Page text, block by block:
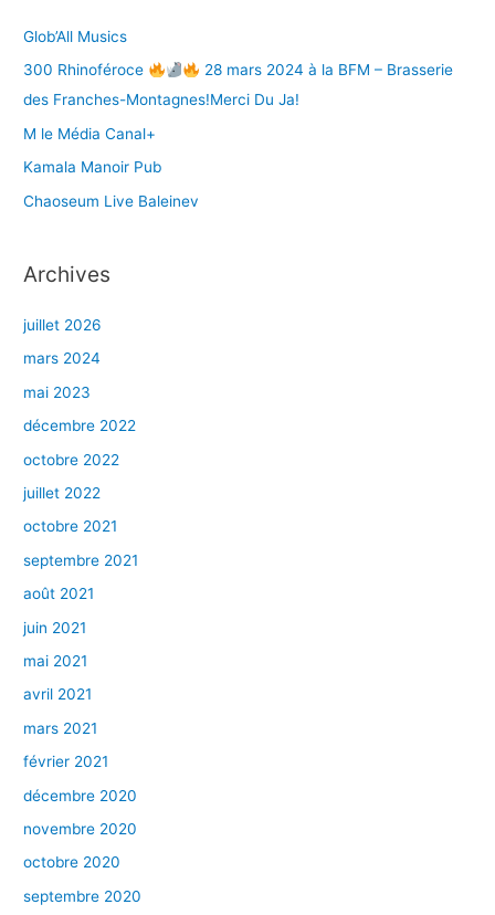
:
Glob’All Musics
300 Rhinoféroce
28 mars 2024 à la BFM – Brasserie
des Franches-Montagnes!Merci Du Ja!
M le Média Canal+
Kamala Manoir Pub
Chaoseum Live Baleinev
Archives
juillet 2026
mars 2024
mai 2023
décembre 2022
octobre 2022
juillet 2022
octobre 2021
septembre 2021
août 2021
juin 2021
mai 2021
avril 2021
mars 2021
février 2021
décembre 2020
novembre 2020
octobre 2020
septembre 2020